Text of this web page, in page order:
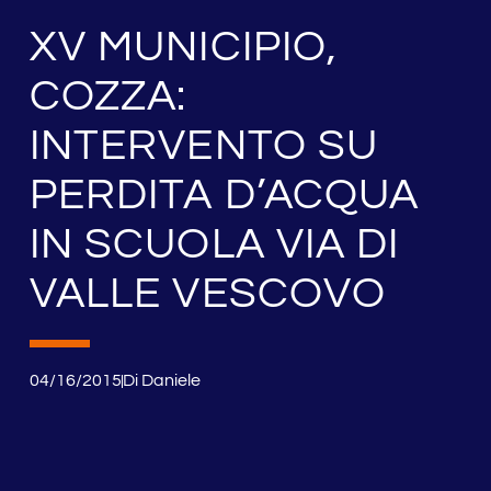
XV MUNICIPIO,
COZZA:
INTERVENTO SU
PERDITA D’ACQUA
IN SCUOLA VIA DI
VALLE VESCOVO
04/16/2015DiDaniele